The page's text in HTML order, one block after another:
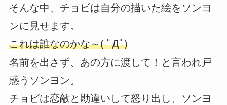
そんな中、チョビは自分の描いた絵をソンヨ
ンに見せます。
これは誰なのかな～( ﾟДﾟ)
名前を出さず、あの方に渡して！と言われ戸
惑うソンヨン。
チョビは恋敵と勘違いして怒り出し、ソンヨ